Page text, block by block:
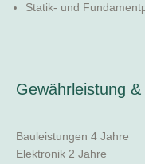
Statik- und
Gewährleistung
Bauleistungen 4 Jahre
Elektronik 2 Jahre